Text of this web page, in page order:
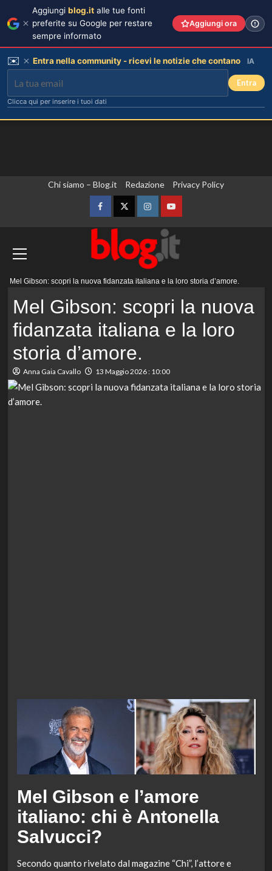
Chi siamo – Blog.it Redazione Privacy Policy
FacebookTwitterInstagramYouTube
Mel Gibson: scopri la nuova fidanzata italiana e la loro storia d’amore.
Mel Gibson: scopri la nuova
fidanzata italiana e la loro
storia d’amore.
Anna Gaia Cavallo 13 Maggio 2026 : 10:00
Mel Gibson e l’amore
italiano: chi è Antonella
Salvucci?
Secondo quanto rivelato dal magazine “Chi”, l’attore e
Aggiungi blog.it alle tue fonti
preferite su Google per restare
sempre informato
Aggiungi ora
✉️ Entra nella community - ricevi le notizie che contano IA
Entra
Clicca qui per inserire i tuoi dati